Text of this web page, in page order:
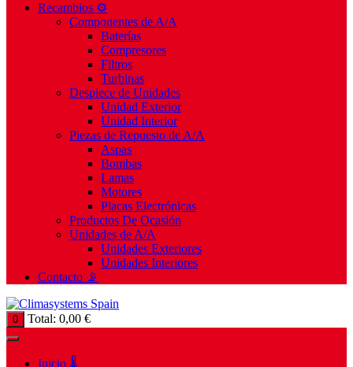
Recambios ⚙️
Componentes de A/A
Baterías
Compresores
Filtros
Turbinas
Despiece de Unidades
Unidad Exterior
Unidad Interior
Piezas de Repuesto de A/A
Aspas
Bombas
Lamas
Motores
Placas Electrónicas
Productos De Ocasión
Unidades de A/A
Unidades Exteriores
Unidades Interiores
Contacto 📡
0 Total: 0,00 €
Inicio 🌡️